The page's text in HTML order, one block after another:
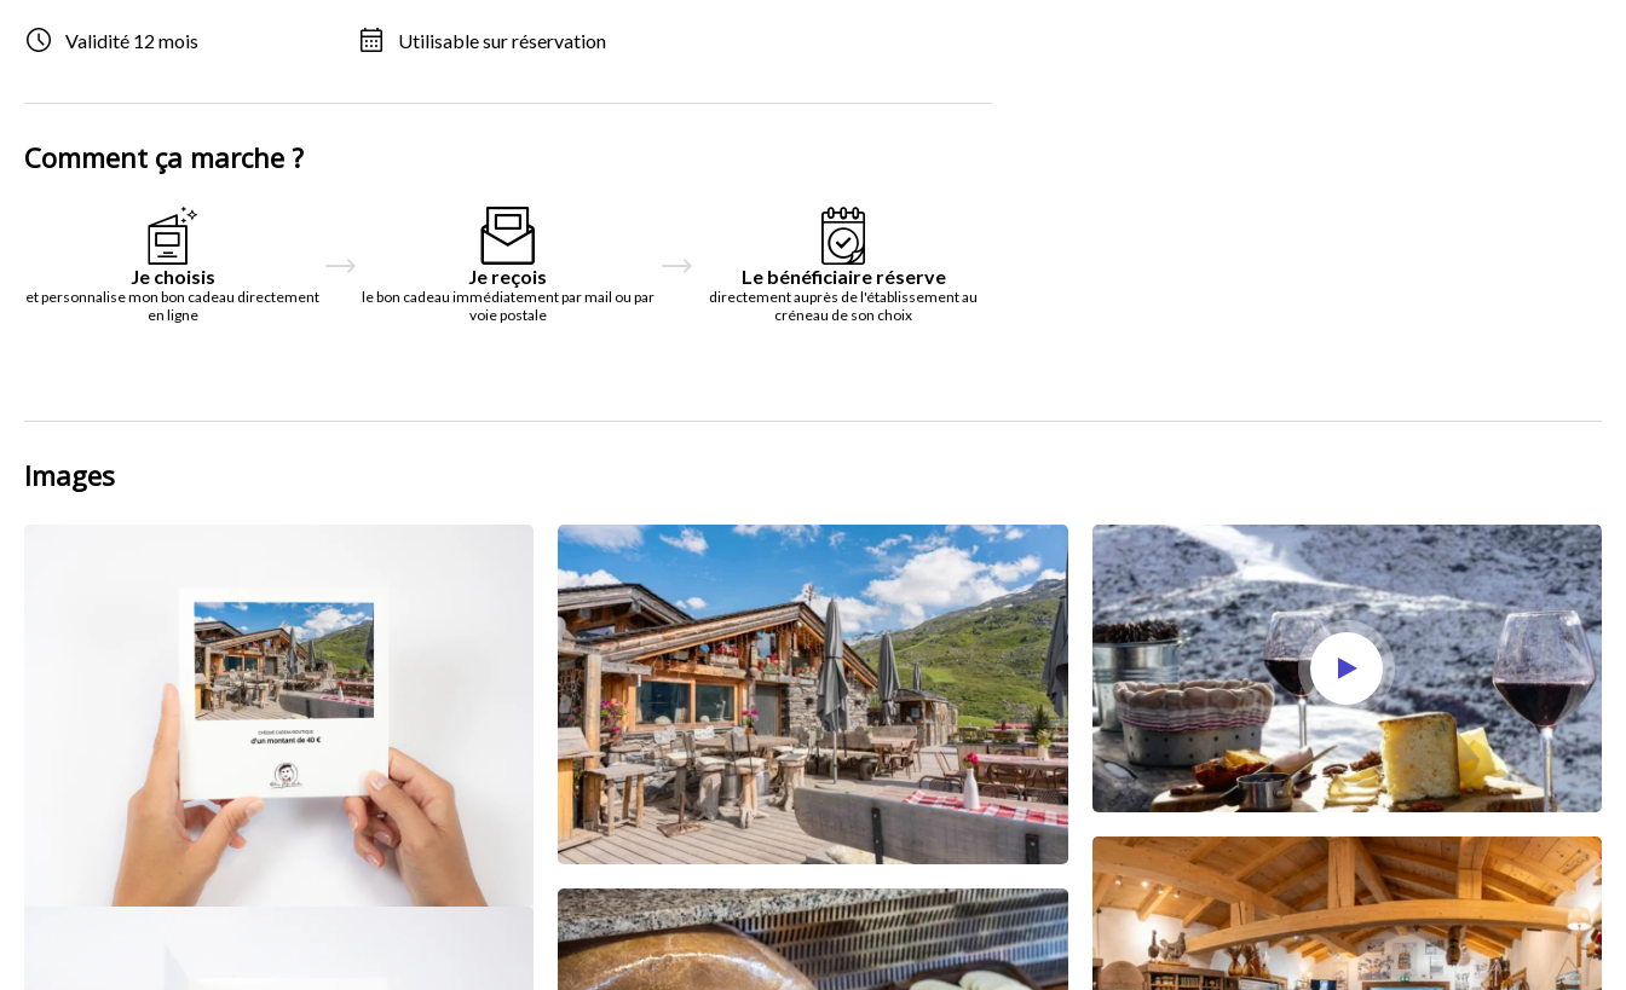
Validité 12 mois Utilisable sur réservation
Comment ça marche ?
Je choisis
et personnalise mon bon cadeau directement
en ligne
Je reçois
le bon cadeau immédiatement par mail ou par
voie postale
Le bénéficiaire réserve
directement auprès de l'établissement au
créneau de son choix
Images